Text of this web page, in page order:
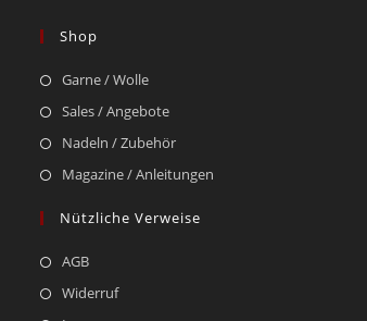
Shop
Garne / Wolle
Sales / Angebote
Nadeln / Zubehör
Magazine / Anleitungen
Nützliche Verweise
AGB
Widerruf